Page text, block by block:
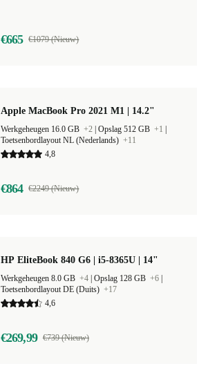
€665 €1079 (Nieuw)
Apple MacBook Pro 2021 M1 | 14.2"
Werkgeheugen 16.0 GB +2 Opslag 512 GB +1
Toetsenbordlayout NL (Nederlands) +11
4,8
€864 €2249 (Nieuw)
HP EliteBook 840 G6 | i5-8365U | 14"
Werkgeheugen 8.0 GB +4 Opslag 128 GB +6
Toetsenbordlayout DE (Duits) +17
4,6
€269,99 €739 (Nieuw)